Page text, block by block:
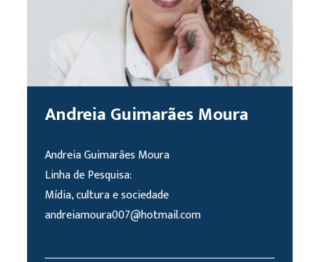
Andreia Guimarães Moura
Andreia Guimarães Moura
Linha de Pesquisa:
Mídia, cultura e sociedade
andreiamoura007@hotmail.com